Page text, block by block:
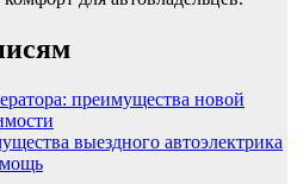
преимущества новой
выездного автоэлектрика